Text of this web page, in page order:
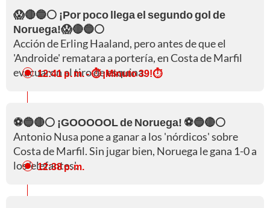
😱🔴🔵⚪ ¡Por poco llega el segundo gol de
Noruega!😱🔴🔵⚪
Acción de Erling Haaland, pero antes de que el
'Androide' rematara a portería, en Costa de Marfil
evacuaron al tiro de esquina.
12:41 p. m.- ⏱️ ¡Minuto 39!⏱️
⚽🔵🔴⚪ ¡GOOOOOL de Noruega! ⚽🔵🔴⚪
Antonio Nusa pone a ganar a los 'nórdicos' sobre
Costa de Marfil. Sin jugar bien, Noruega le gana 1-0 a
los 'elefantes'.
12:38 p. m.